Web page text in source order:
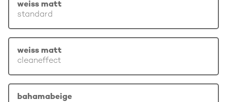
weiss matt
standard
weiss matt
cleaneffect
bahamabeige